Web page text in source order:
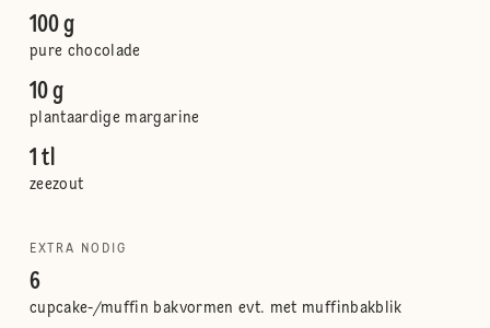
100 g
pure chocolade
10 g
plantaardige margarine
1 tl
zeezout
EXTRA NODIG
6
cupcake-/muffin bakvormen evt. met muffinbakblik